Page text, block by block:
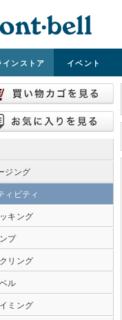
インストア イベント
ジング
ィビティ
キング
プ
リング
ル
ミング